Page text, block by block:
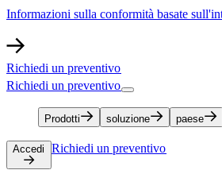
Informazioni sulla conformità basate
Richiedi un preventivo​​
Richiedi un preventivo​​
Prodotti​​ soluzione​​ paese​​
Accedi​​ Richiedi un preventivo​​